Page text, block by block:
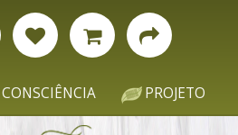
CONSCIÊNCIA PROJETO